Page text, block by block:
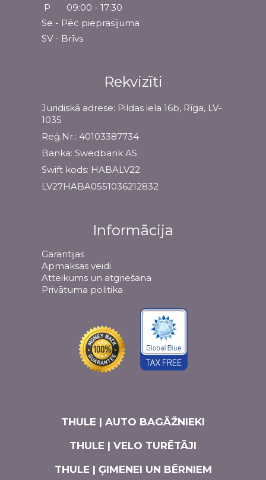
P
09:00 - 17:30
Se - Pēc pieprasījuma
SV - Brīvs
Rekvizīti
Juridiskā adrese: Pildas iela 16b, Rīga, LV-
1035
Reģ.Nr.: 40103387734
Banka: Swedbank AS
Swift kods: HABALV22
LV27HABA0551036212832
Informācija
Garantijas
Apmaksas veidi
Atteikums un atgriešana
Privātuma politika
THULE | AUTO BAGĀŽNIEKI
THULE | VELO TURĒTĀJI
THULE | ĢIMENEI UN BĒRNIEM